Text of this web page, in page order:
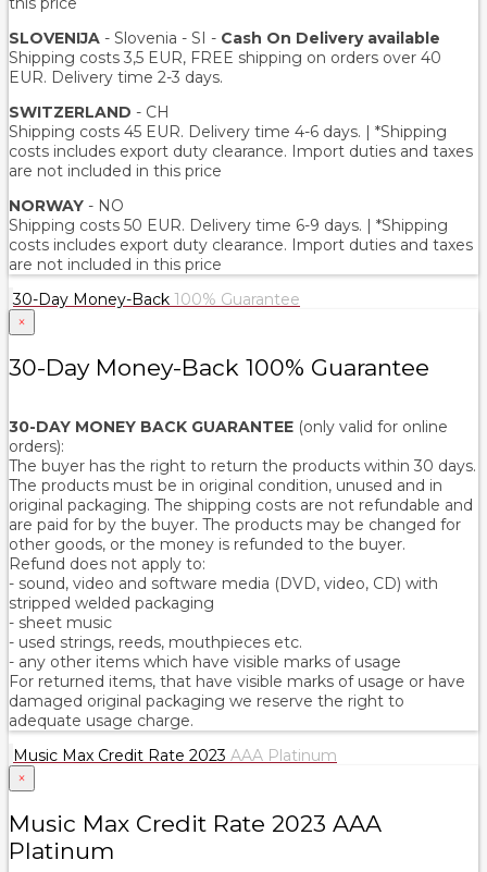
SLOVENIJA - Slovenia - SI - Cash On Delivery available
Shipping costs 3,5 EUR, FREE shipping on orders over 40
EUR. Delivery time 2-3 days.
SWITZERLAND - CH
Shipping costs 45 EUR. Delivery time 4-6 days. | *Shipping
costs includes export duty clearance. Import duties and taxes
are not included in this price
NORWAY - NO
Shipping costs 50 EUR. Delivery time 6-9 days. | *Shipping
costs includes export duty clearance. Import duties and taxes
are not included in this price
30-Day Money-Back 100% Guarantee
×
30-Day Money-Back 100% Guarantee
30-DAY MONEY BACK GUARANTEE (only valid for online
orders):
The buyer has the right to return the products within 30 days.
The products must be in original condition, unused and in
original packaging. The shipping costs are not refundable and
are paid for by the buyer. The products may be changed for
other goods, or the money is refunded to the buyer.
Refund does not apply to:
- sound, video and software media (DVD, video, CD) with
stripped welded packaging
- sheet music
- used strings, reeds, mouthpieces etc.
- any other items which have visible marks of usage
For returned items, that have visible marks of usage or have
damaged original packaging we reserve the right to
adequate usage charge.
Music Max Credit Rate 2023 AAA Platinum
×
Music Max Credit Rate 2023 AAA
Platinum